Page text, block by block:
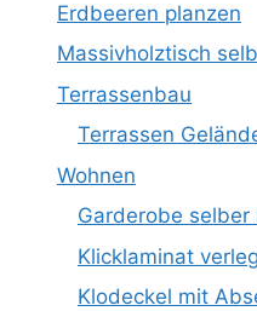
Erdbeeren planzen
Massivholztisch
Terrassenbau
Terrassen
Wohnen
Garderobe selber
Klicklaminat
Klodeckel mit